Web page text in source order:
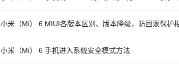
小米（Mi） 6 MIUI各版本区别、版本降级，防回滚保护
小米（Mi） 6 手机进入系统安全模式方法